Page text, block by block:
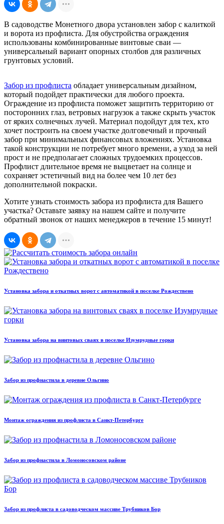
В садоводстве Монетного двора установлен забор с калиткой
и ворота из профлиста. Для обустройства ограждения
использованы комбинированные винтовые сваи —
универсальный вариант опорных столбов для различных
грунтовых условий.
Забор из профлиста обладает универсальным дизайном,
который подойдет практически для любого проекта.
Ограждение из профлиста поможет защитить территорию от
посторонних глаз, ветровых нагрузок а также скрыть участок
от ярких солнечных лучей. Материал подойдут для тех, кто
хочет построить на своем участке долговечный и прочный
забор при минимальных финансовых вложениях. Установка
такой конструкции не потребует много времени, а уход за ней
прост и не предполагает сложных трудоемких процессов.
Профлист длительное время не выцветает на солнце и
сохраняет эстетичный вид на более чем 10 лет без
дополнительной покраски.
Хотите узнать стоимость забора из профлиста для Вашего
участка? Оставьте заявку на нашем сайте и получите
обратный звонок от наших менеджеров в течение 15 минут!
Установка забора и откатных ворот с автоматикой в поселке Рождествено
Установка забора на винтовых сваях в поселке Изумрудные горки
Забор из профнастила в деревне Ольгино
Монтаж ограждения из профлиста в Санкт-Петербурге
Забор из профнастила в Ломоносовском районе
Забор из профлиста в садоводческом массиве Трубников Бор